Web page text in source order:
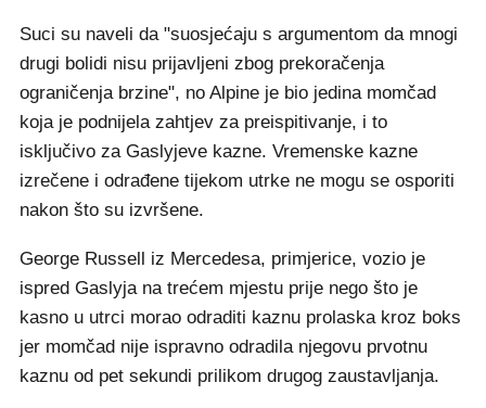
Suci su naveli da "suosjećaju s argumentom da mnogi
drugi bolidi nisu prijavljeni zbog prekoračenja
ograničenja brzine", no Alpine je bio jedina momčad
koja je podnijela zahtjev za preispitivanje, i to
isključivo za Gaslyjeve kazne. Vremenske kazne
izrečene i odrađene tijekom utrke ne mogu se osporiti
nakon što su izvršene.
George Russell iz Mercedesa, primjerice, vozio je
ispred Gaslyja na trećem mjestu prije nego što je
kasno u utrci morao odraditi kaznu prolaska kroz boks
jer momčad nije ispravno odradila njegovu prvotnu
kaznu od pet sekundi prilikom drugog zaustavljanja.